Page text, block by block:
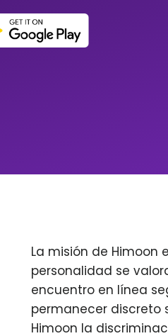
La misión de
personalidad se
encuentro en línea
permanecer discreto
Himoon la